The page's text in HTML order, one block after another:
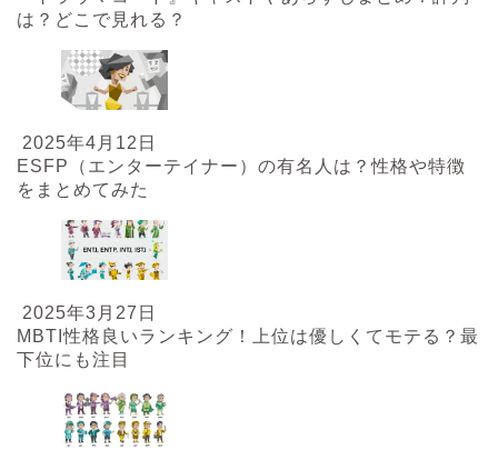
は？どこで見れる？
2025年4月12日
ESFP（エンターテイナー）の有名人は？性格や特徴
をまとめてみた
2025年3月27日
MBTI性格良いランキング！上位は優しくてモテる？最
下位にも注目